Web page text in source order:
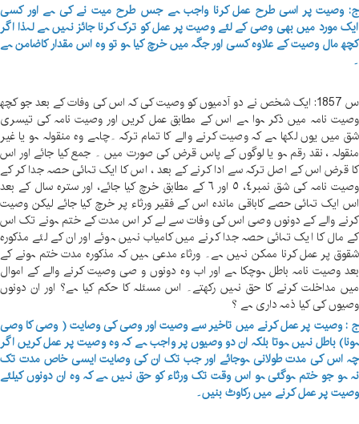
ج: وصیت پر اسی طرح عمل کرنا واجب ہے جس طرح میت نے کی ہے اور کسی
ایک مورد میں بھی وصی کے لئے وصیت پر عمل کو ترک کرنا جائز نہیں ہے لہذا اگر
کچھ مال وصیت کے علاوہ کسی اور جگہ میں خرچ کیا ہو تو وہ اس مقدار کاضامن ہے
۔
س 1857: ایک شخص نے دو آدمیوں کو وصیت کی کہ اس کی وفات کے بعد جو کچھ
وصیت نامہ میں ذکر ہوا ہے اس کے مطابق عمل کریں اور وصیت نامہ کی تیسری
شق میں یوں لکھا ہے کہ وصیت کرنے والے کا تمام ترکہ ۔چاہے وہ منقولہ ہو یا غیر
منقولہ ، نقد رقم ہو یا لوگوں کے پاس قرض کی صورت میں ۔ جمع کیا جائے اور اس
کا قرض اس کے اصل ترکہ سے ادا کرنے کے بعد ، اس کا ایک تہائی حصہ جدا کر کے
وصیت نامہ کی شق نمبر٤، ٥ اور ٦ کے مطابق خرچ کیا جائے، اور سترہ سال کے بعد
اس ایک تہائی حصے کاباقی ماندہ اس کے فقیر ورثاء پر خرچ کیا جائے لیکن وصیت
کرنے والے کے دونوں وصی اس کی وفات سے لے کر اس مدت کے ختم ہونے تک اس
کے مال کا ایک تہائی حصہ جدا کرنے میں کامیاب نہیں ہوئے اور ان کے لئے مذکورہ
شقوق پر عمل کرنا ممکن نہیں ہے۔ ورثاء مدعی ہیں کہ مذکورہ مدت ختم ہونے کے
بعد وصیت نامہ باطل ہوچکا ہے اور اب وہ دونوں و صی وصیت کرنے والے کے اموال
میں مداخلت کرنے کا حق نہیں رکھتے۔ اس مسئلہ کا حکم کیا ہے؟ اور ان دونوں
وصیوں کی کیا ذمہ داری ہے ؟
ج : وصیت پر عمل کرنے میں تاخیر سے وصیت اور وصی کی وصایت ( وصی کا وصی
ہونا) باطل نہیں ہوتا بلکہ ان دو وصیوں پر واجب ہے کہ وہ وصیت پر عمل کریں اگر
چہ اس کی مدت طولانی ہوجائے اور جب تک ان کی وصایت ایسی خاص مدت تک
نہ ہو جو ختم ہوگئی ہو اس وقت تک ورثاء کو حق نہیں ہے کہ وہ ان دونوں کیلئے
وصیت پر عمل کرنے میں رکاوٹ بنیں۔